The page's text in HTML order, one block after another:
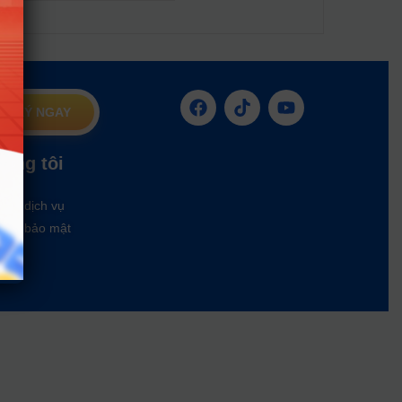
KÝ NGAY
tôi
dịch vụ
bảo mật